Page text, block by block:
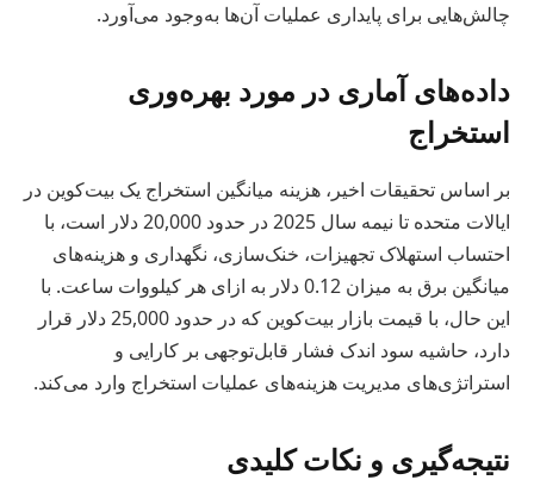
چالش‌هایی برای پایداری عملیات آن‌ها به‌وجود می‌آورد.
داده‌های آماری در مورد بهره‌وری
استخراج
بر اساس تحقیقات اخیر، هزینه میانگین استخراج یک بیت‌کوین در
ایالات متحده تا نیمه سال 2025 در حدود 20,000 دلار است، با
احتساب استهلاک تجهیزات، خنک‌سازی، نگهداری و هزینه‌های
میانگین برق به میزان 0.12 دلار به ازای هر کیلووات ساعت. با
این حال، با قیمت بازار بیت‌کوین که در حدود 25,000 دلار قرار
دارد، حاشیه سود اندک فشار قابل‌توجهی بر کارایی و
استراتژی‌های مدیریت هزینه‌های عملیات استخراج وارد می‌کند.
نتیجه‌گیری و نکات کلیدی